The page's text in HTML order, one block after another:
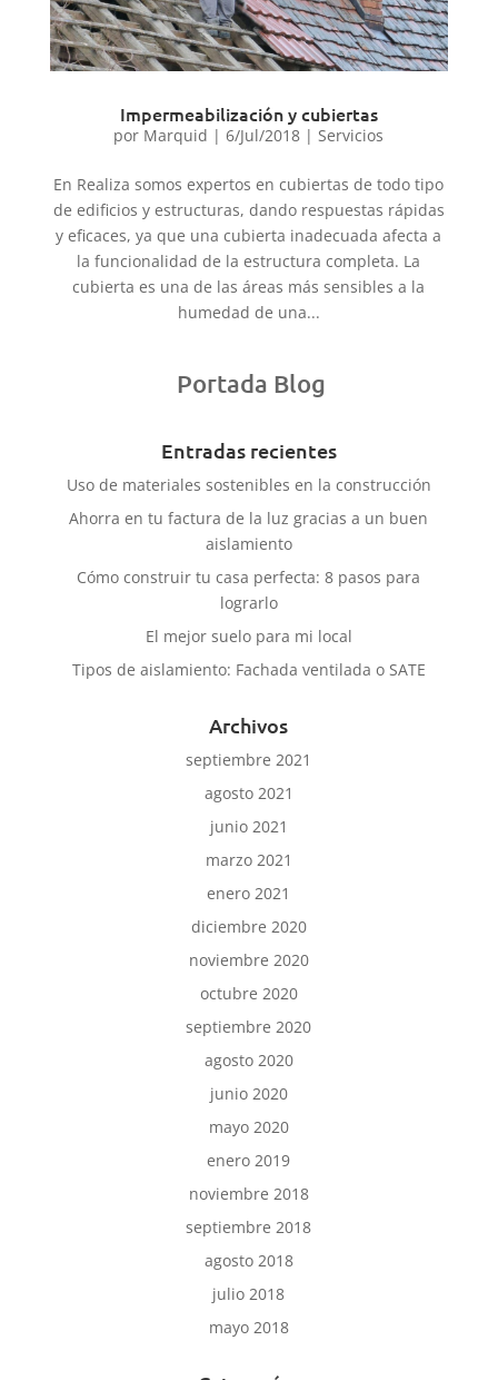
Impermeabilización y cubiertas
por Marquid |6/Jul/2018 |Servicios
En Realiza somos expertos en cubiertas de todo tipo
de edificios y estructuras, dando respuestas rápidas
y eficaces, ya que una cubierta inadecuada afecta a
la funcionalidad de la estructura completa. La
cubierta es una de las áreas más sensibles a la
humedad de una...
Portada Blog
Entradas recientes
Uso de materiales sostenibles en la construcción
Ahorra en tu factura de la luz gracias a un buen
aislamiento
Cómo construir tu casa perfecta: 8 pasos para
lograrlo
El mejor suelo para mi local
Tipos de aislamiento: Fachada ventilada o SATE
Archivos
septiembre 2021
agosto 2021
junio 2021
marzo 2021
enero 2021
diciembre 2020
noviembre 2020
octubre 2020
septiembre 2020
agosto 2020
junio 2020
mayo 2020
enero 2019
noviembre 2018
septiembre 2018
agosto 2018
julio 2018
mayo 2018